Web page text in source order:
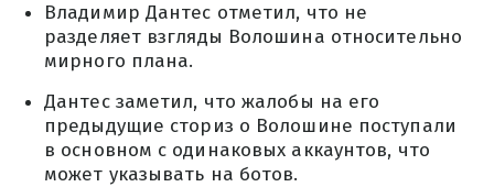
Владимир Дантес отметил, что не
разделяет взгляды Волошина относительно
мирного плана.
Дантес заметил, что жалобы на его
предыдущие сториз о Волошине поступали
в основном с одинаковых аккаунтов, что
может указывать на ботов.